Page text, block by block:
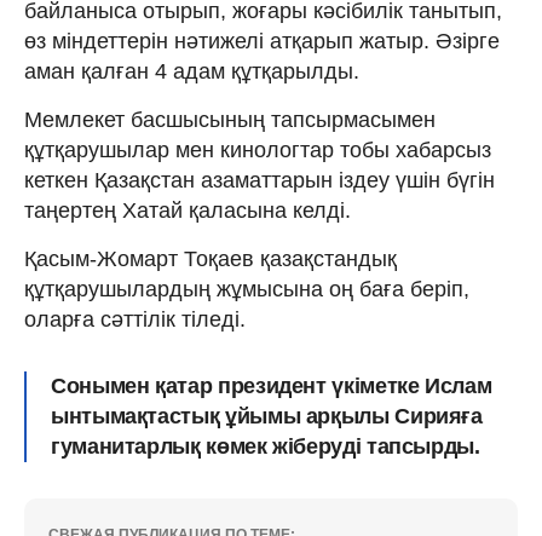
байланыса отырып, жоғары кәсібилік танытып,
өз міндеттерін нәтижелі атқарып жатыр. Әзірге
аман қалған 4 адам құтқарылды.
Мемлекет басшысының тапсырмасымен
құтқарушылар мен кинологтар тобы хабарсыз
кеткен Қазақстан азаматтарын іздеу үшін бүгін
таңертең Хатай қаласына келді.
Қасым-Жомарт Тоқаев қазақстандық
құтқарушылардың жұмысына оң баға беріп,
оларға сәттілік тіледі.
Сонымен қатар президент үкіметке Ислам
ынтымақтастық ұйымы арқылы Сирияға
гуманитарлық көмек жіберуді тапсырды.